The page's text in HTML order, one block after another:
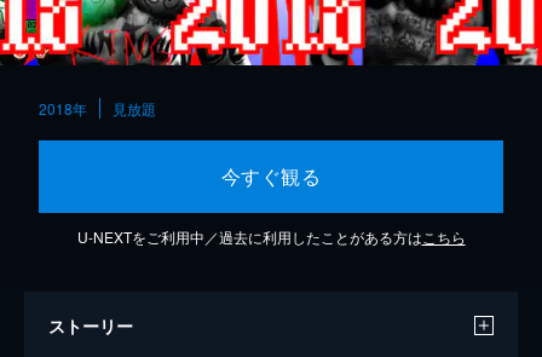
2018年 見放題
今すぐ観る
U-NEXTをご利用中／過去に利用したことがある方は こちら
ストーリー